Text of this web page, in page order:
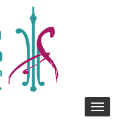
Toggle
navigation